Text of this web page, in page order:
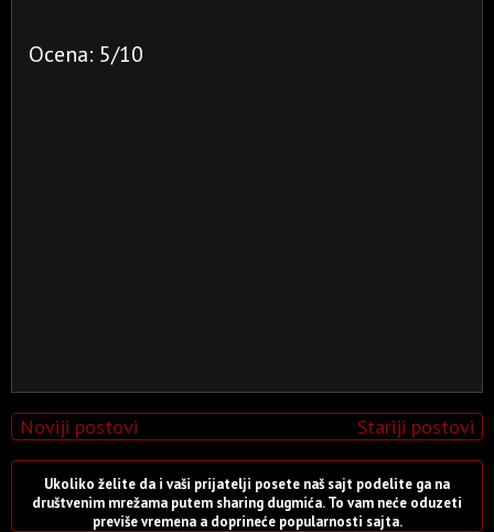
Ocena: 5/10
Noviji postovi Stariji postovi
Ukoliko želite da i vaši prijatelji posete naš sajt podelite ga na
društvenim mrežama putem sharing dugmića. To vam neće oduzeti
previše vremena a doprineće popularnosti sajta.